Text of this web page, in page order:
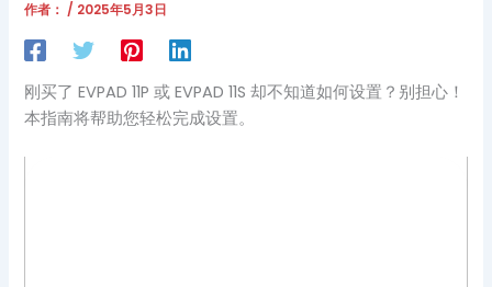
作者： / 2025年5月3日
刚买了 EVPAD 11P 或 EVPAD 11S 却不知道如何设置？别担心！
本指南将帮助您轻松完成设置。